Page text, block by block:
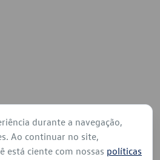
durante a navegação,
Ao continuar no site,
está ciente com nossas políticas